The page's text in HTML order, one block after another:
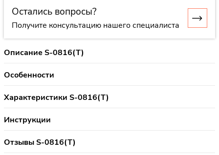
Остались вопросы?
Получите консультацию нашего специалиста
Описание S-0816(T)
Особенности
Характеристики S-0816(T)
Инструкции
Отзывы S-0816(T)